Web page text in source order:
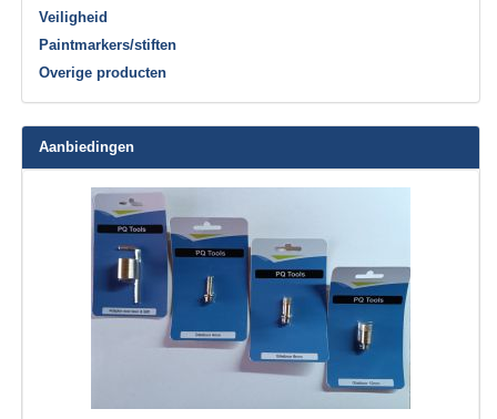
Veiligheid
Paintmarkers/stiften
Overige producten
Aanbiedingen